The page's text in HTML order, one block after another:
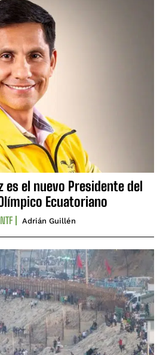
es el nuevo Presidente del
Ecuatoriano
Adrián Guillén